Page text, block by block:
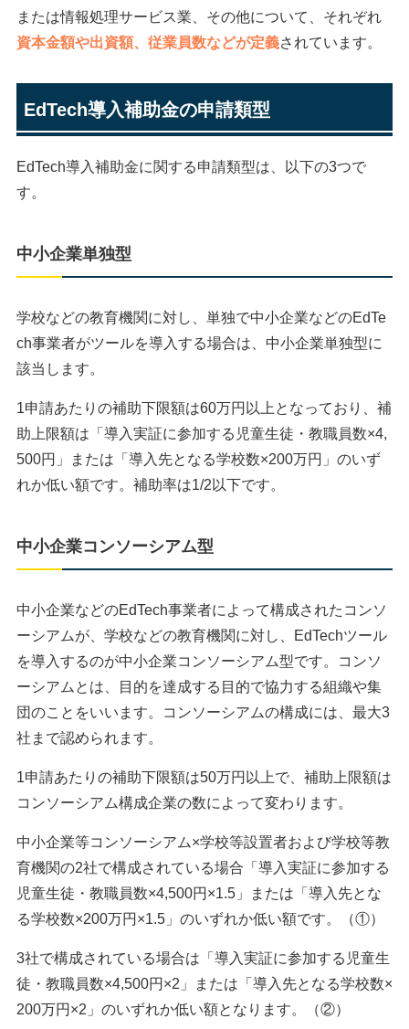
または情報処理サービス業、その他について、それぞれ
資本金額や出資額、従業員数などが定義されています。
EdTech導入補助金の申請類型
EdTech導入補助金に関する申請類型は、以下の3つで
す。
中小企業単独型
学校などの教育機関に対し、単独で中小企業などのEdTe
ch事業者がツールを導入する場合は、中小企業単独型に
該当します。
1申請あたりの補助下限額は60万円以上となっており、補
助上限額は「導入実証に参加する児童生徒・教職員数×4,
500円」または「導入先となる学校数×200万円」のいず
れか低い額です。補助率は1/2以下です。
中小企業コンソーシアム型
中小企業などのEdTech事業者によって構成されたコンソ
ーシアムが、学校などの教育機関に対し、EdTechツール
を導入するのが中小企業コンソーシアム型です。コンソ
ーシアムとは、目的を達成する目的で協力する組織や集
団のことをいいます。コンソーシアムの構成には、最大3
社まで認められます。
1申請あたりの補助下限額は50万円以上で、補助上限額は
コンソーシアム構成企業の数によって変わります。
中小企業等コンソーシアム×学校等設置者および学校等教
育機関の2社で構成されている場合「導入実証に参加する
児童生徒・教職員数×4,500円×1.5」または「導入先とな
る学校数×200万円×1.5」のいずれか低い額です。（①）
3社で構成されている場合は「導入実証に参加する児童生
徒・教職員数×4,500円×2」または「導入先となる学校数×
200万円×2」のいずれか低い額となります。（②）